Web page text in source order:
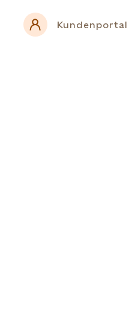
Kundenportal